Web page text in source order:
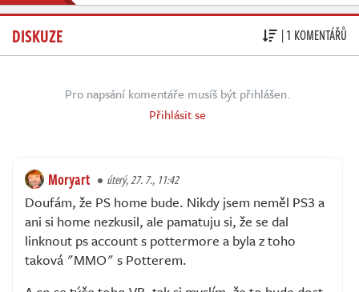
DISKUZE | 1 KOMENTÁŘŮ
Pro napsání komentáře musíš být přihlášen.
Přihlásit se
Moryart úterý, 27. 7., 11:42
Doufám, že PS home bude. Nikdy jsem neměl PS3 a
ani si home nezkusil, ale pamatuju si, že se dal
linknout ps account s pottermore a byla z toho
taková "MMO" s Potterem.